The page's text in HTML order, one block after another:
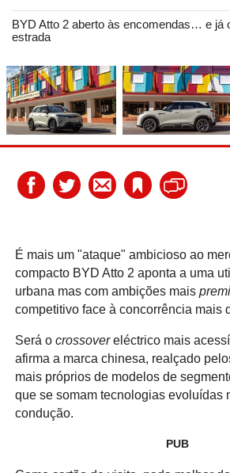
BYD Atto 2 aberto às encomendas… e já
estrada
É mais um "ataque" ambicioso ao
compacto BYD Atto 2 aponta a uma
urbana mas com ambições mais
competitivo face à concorrência mais
Será o crossovereléctrico mais
afirma a marca chinesa, realçado
mais próprios de modelos de
que se somam tecnologias evoluídas
condução.
PUB